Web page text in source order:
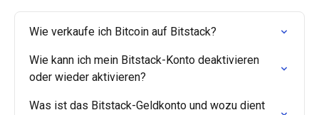
Wie verkaufe ich Bitcoin auf Bitstack?
Wie kann ich mein Bitstack-Konto deaktivieren
oder wieder aktivieren?
Was ist das Bitstack-Geldkonto und wozu dient